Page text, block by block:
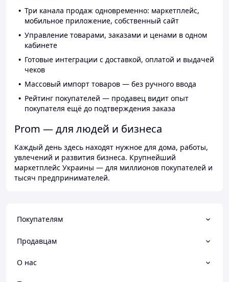
Три канала продаж одновременно: маркетплейс,
мобильное приложение, собственный сайт
Управление товарами, заказами и ценами в одном
кабинете
Готовые интеграции с доставкой, оплатой и выдачей
чеков
Массовый импорт товаров — без ручного ввода
Рейтинг покупателей — продавец видит опыт
покупателя ещё до подтверждения заказа
Prom — для людей и бизнеса
Каждый день здесь находят нужное для дома, работы,
увлечений и развития бизнеса. Крупнейший
маркетплейс Украины — для миллионов покупателей и
тысяч предпринимателей.
Покупателям
Продавцам
О нас